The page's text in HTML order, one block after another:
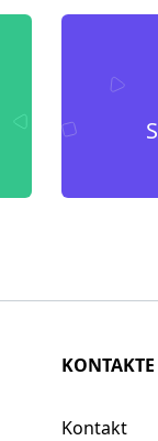
KONTAKTE
Kontakt